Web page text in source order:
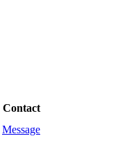
Contact
Message